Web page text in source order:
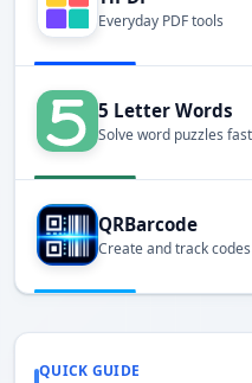
Everyday PDF tools
5 Letter Words
Solve word puzzles
QRBarcode
Create and track codes
QUICK GUIDE